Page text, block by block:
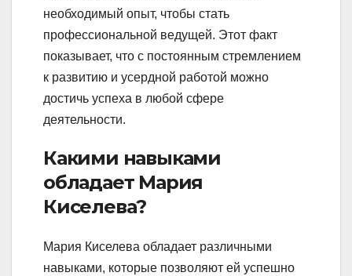
необходимый опыт, чтобы стать
профессиональной ведущей. Этот факт
показывает, что с постоянным стремлением
к развитию и усердной работой можно
достичь успеха в любой сфере
деятельности.
Какими навыками
обладает Мария
Киселева?
Мария Киселева обладает различными
навыками, которые позволяют ей успешно